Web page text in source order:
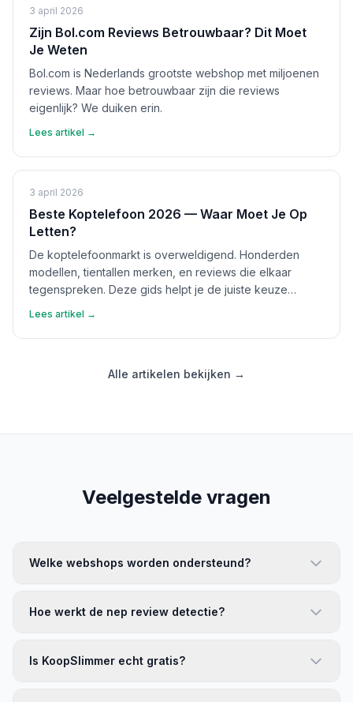
3 april 2026
Zijn Bol.com Reviews Betrouwbaar? Dit Moet
Je Weten
Bol.com is Nederlands grootste webshop met miljoenen
reviews. Maar hoe betrouwbaar zijn die reviews
eigenlijk? We duiken erin.
Lees artikel →
3 april 2026
Beste Koptelefoon 2026 — Waar Moet Je Op
Letten?
De koptelefoonmarkt is overweldigend. Honderden
modellen, tientallen merken, en reviews die elkaar
tegenspreken. Deze gids helpt je de juiste keuze
Lees artikel →
Alle artikelen bekijken →
Veelgestelde vragen
Welke webshops worden ondersteund?
Hoe werkt de nep review detectie?
Is KoopSlimmer echt gratis?